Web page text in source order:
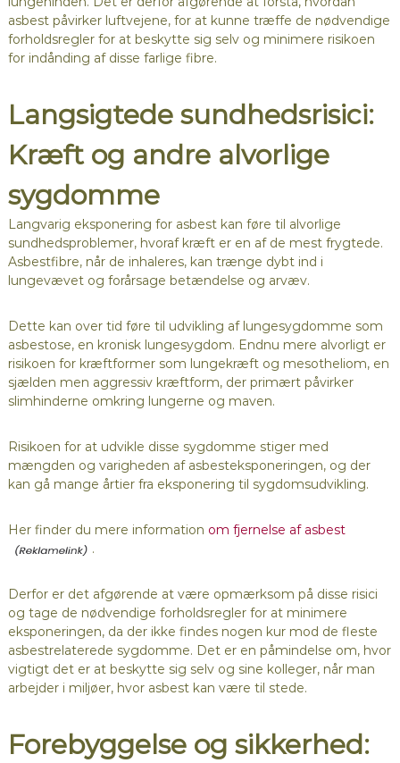
asbest påvirker luftvejene, for at kunne træffe de nødvendige
forholdsregler for at beskytte sig selv og minimere risikoen
for indånding af disse farlige fibre.
Langsigtede sundhedsrisici:
Kræft og andre alvorlige
sygdomme
Langvarig eksponering for asbest kan føre til alvorlige
sundhedsproblemer, hvoraf kræft er en af de mest frygtede.
Asbestfibre, når de inhaleres, kan trænge dybt ind i
lungevævet og forårsage betændelse og arvæv.
Dette kan over tid føre til udvikling af lungesygdomme som
asbestose, en kronisk lungesygdom. Endnu mere alvorligt er
risikoen for kræftformer som lungekræft og mesotheliom, en
sjælden men aggressiv kræftform, der primært påvirker
slimhinderne omkring lungerne og maven.
Risikoen for at udvikle disse sygdomme stiger med
mængden og varigheden af asbesteksponeringen, og der
kan gå mange årtier fra eksponering til sygdomsudvikling.
Her finder du mere information om fjernelse af asbest
.
Derfor er det afgørende at være opmærksom på disse risici
og tage de nødvendige forholdsregler for at minimere
eksponeringen, da der ikke findes nogen kur mod de fleste
asbestrelaterede sygdomme. Det er en påmindelse om, hvor
vigtigt det er at beskytte sig selv og sine kolleger, når man
arbejder i miljøer, hvor asbest kan være til stede.
Forebyggelse og sikkerhed: